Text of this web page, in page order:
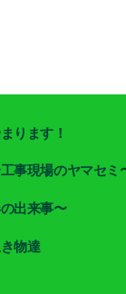
ります！
事現場のヤマセミ
出来事〜
物達